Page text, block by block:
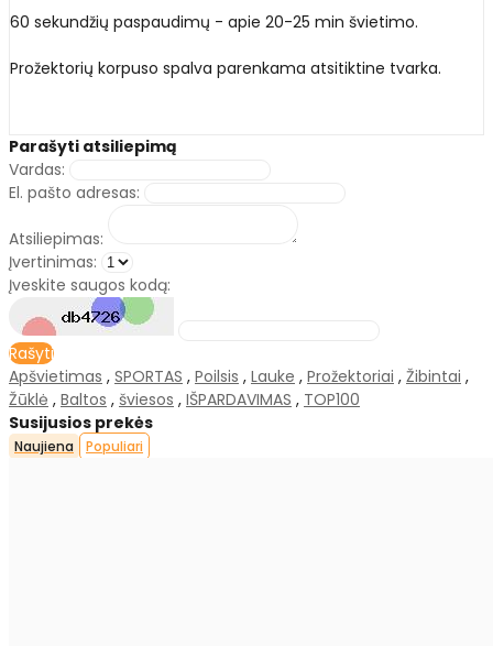
60 sekundžių paspaudimų - apie 20-25 min švietimo.
Prožektorių korpuso spalva parenkama atsitiktine tvarka.
Parašyti atsiliepimą
Vardas:
El. pašto adresas:
Atsiliepimas:
Įvertinimas:
Įveskite saugos kodą:
Rašyti
Apšvietimas , SPORTAS , Poilsis , Lauke , Prožektoriai , Žibintai ,
Žūklė , Baltos , šviesos , IŠPARDAVIMAS , TOP100
Susijusios prekės
Naujiena Populiari